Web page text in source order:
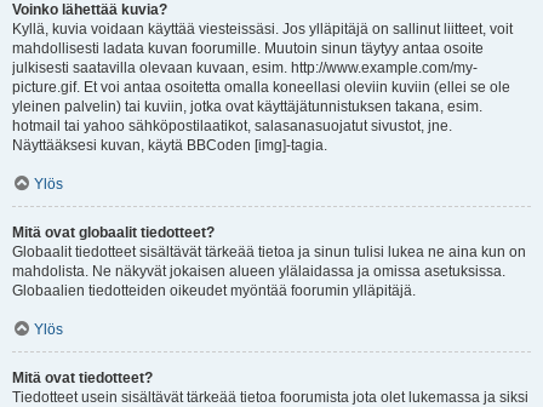
Voinko lähettää kuvia?
Kyllä, kuvia voidaan käyttää viesteissäsi. Jos ylläpitäjä on sallinut liitteet, voit
mahdollisesti ladata kuvan foorumille. Muutoin sinun täytyy antaa osoite
julkisesti saatavilla olevaan kuvaan, esim. http://www.example.com/my-
picture.gif. Et voi antaa osoitetta omalla koneellasi oleviin kuviin (ellei se ole
yleinen palvelin) tai kuviin, jotka ovat käyttäjätunnistuksen takana, esim.
hotmail tai yahoo sähköpostilaatikot, salasanasuojatut sivustot, jne.
Näyttääksesi kuvan, käytä BBCoden [img]-tagia.
Ylös
Mitä ovat globaalit tiedotteet?
Globaalit tiedotteet sisältävät tärkeää tietoa ja sinun tulisi lukea ne aina kun on
mahdolista. Ne näkyvät jokaisen alueen ylälaidassa ja omissa asetuksissa.
Globaalien tiedotteiden oikeudet myöntää foorumin ylläpitäjä.
Ylös
Mitä ovat tiedotteet?
Tiedotteet usein sisältävät tärkeää tietoa foorumista jota olet lukemassa ja siksi